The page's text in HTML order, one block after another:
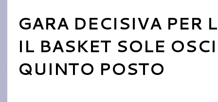
GARA DECISIVA PER
IL BASKET SOLE
QUINTO POSTO